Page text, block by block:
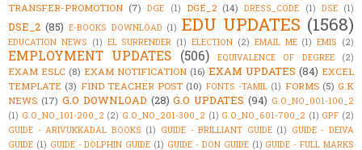
TRANSFER-PROMOTION (7) DGE (1) DGE_2 (14) DRESS_CODE (1) DSE (1)
DSE_2 (85) E-BOOKS DOWNLOAD (1) EDU UPDATES (1568)
EDUCATION NEWS (1) EL SURRENDER (1) ELECTION (2) EMAIL ME (1) EMIS (2)
EMPLOYMENT UPDATES (506) EQUIVALENCE OF DEGREE (2)
EXAM ESLC (8) EXAM NOTIFICATION (16) EXAM UPDATES (84) EXCEL
TEMPLATE (3) FIND TEACHER POST (10) FONTS -TAMIL (1) FORMS (5) G.K
NEWS (17) G.O DOWNLOAD (28) G.O UPDATES (94) G.O_NO_001-100_2
(1) G.O_NO_101-200_2 (2) G.O_NO_201-300_2 (1) G.O_NO_601-700_2 (1) GPF (2)
GUIDE - ARIVUKKADAL BOOKS (1) GUIDE - BRILLIANT GUIDE (1) GUIDE - DEIVA
GUIDE (1) GUIDE - DOLPHIN GUIDE (1) GUIDE - DON GUIDE (1) GUIDE - FULL MARKS